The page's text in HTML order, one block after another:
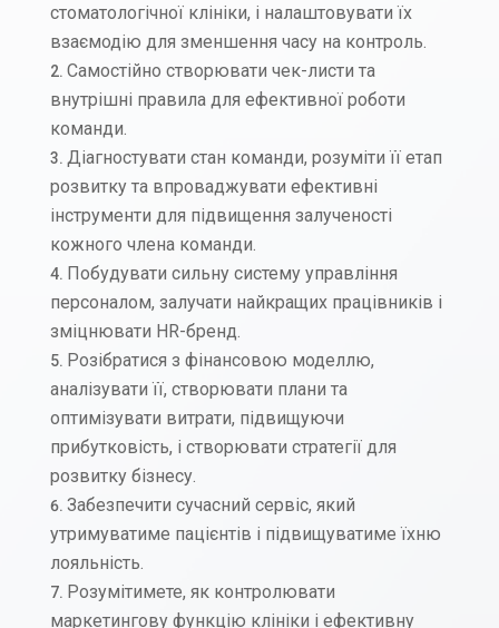
стоматологічної клініки, і налаштовувати їх
взаємодію для зменшення часу на контроль.
Самостійно створювати чек-листи та
внутрішні правила для ефективної роботи
команди.
Діагностувати стан команди, розуміти її етап
розвитку та впроваджувати ефективні
інструменти для підвищення залученості
кожного члена команди.
Побудувати сильну систему управління
персоналом, залучати найкращих працівників і
зміцнювати HR-бренд.
Розібратися з фінансовою моделлю,
аналізувати її, створювати плани та
оптимізувати витрати, підвищуючи
прибутковість, і створювати стратегії для
розвитку бізнесу.
Забезпечити сучасний сервіс, який
утримуватиме пацієнтів і підвищуватиме їхню
лояльність.
Розумітимете, як контролювати
маркетингову функцію клініки і ефективну